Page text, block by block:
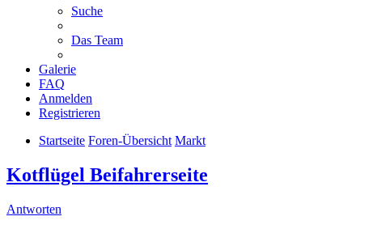
Suche
Das Team
Galerie
FAQ
Anmelden
Registrieren
Startseite Foren-Übersicht Markt
Kotflügel Beifahrerseite
Antworten